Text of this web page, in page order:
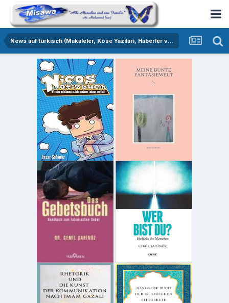
News auf türkisch (Makaleler, Köse Yazilari, Haberler vs.)